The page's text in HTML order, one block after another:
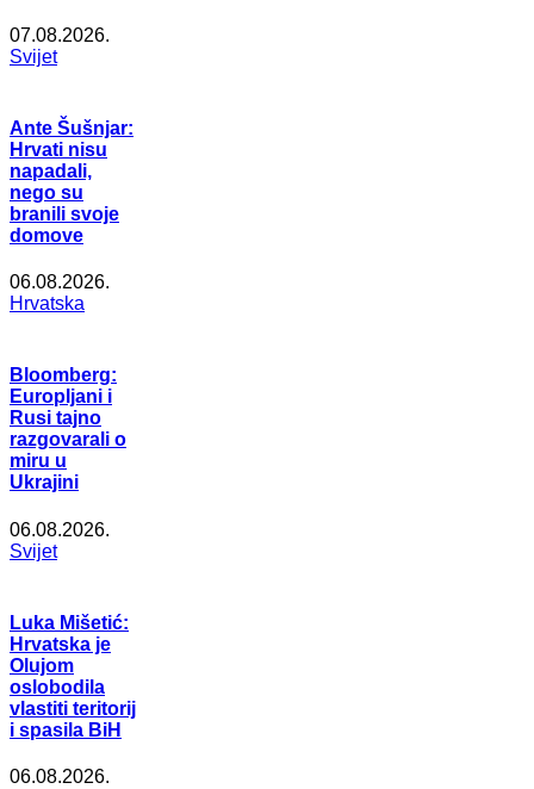
07.08.2026.
Svijet
Ante Šušnjar:
Hrvati nisu
napadali,
nego su
branili svoje
domove
06.08.2026.
Hrvatska
Bloomberg:
Europljani i
Rusi tajno
razgovarali o
miru u
Ukrajini
06.08.2026.
Svijet
Luka Mišetić:
Hrvatska je
Olujom
oslobodila
vlastiti teritorij
i spasila BiH
06.08.2026.